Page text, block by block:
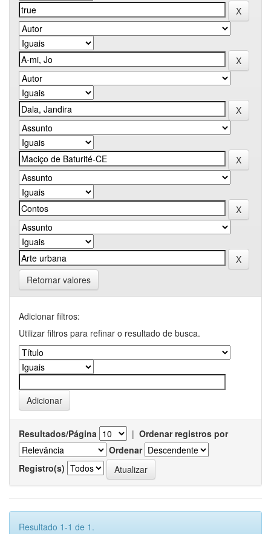
Retornar valores
Adicionar filtros:
Utilizar filtros para refinar o resultado de busca.
Resultados/Página | Ordenar registros por
Ordenar
Registro(s)
Resultado 1-1 de 1.